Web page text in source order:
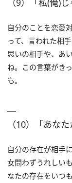
自分のことを恋愛
って、言われた相
思いの相手や、あ
ね。この言葉がき
も。
（10）「あな
自分の存在が相手
女問わずうれしい
なたの存在をいつ